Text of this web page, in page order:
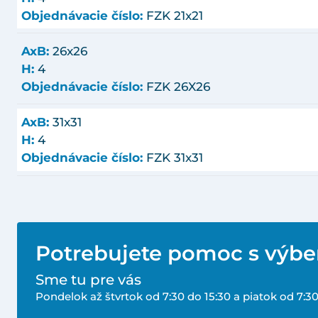
Objednávacie číslo: FZK 21x21
AxB: 26x26
H: 4
Objednávacie číslo: FZK 26X26
AxB: 31x31
H: 4
Objednávacie číslo: FZK 31x31
Potrebujete pomoc s
Sme tu pre vás
Pondelok až štvrtok od 7:30 do 15:30 a piatok od